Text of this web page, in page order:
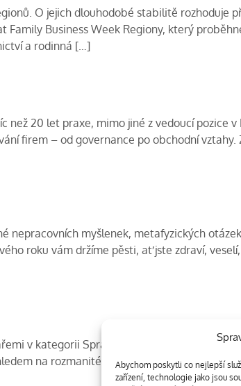
Abychom poskytli co nejlepší
zařízení, technologie jako jsou
O jejich dlouhodobé stabilitě rozhoduje
Business Week Regiony, který proběhne
a rodinná […]
20 let praxe, mimo jiné z vedoucí pozice v
firem – od governance po obchodní vztahy.
nepracovních myšlenek, metafyzických
roku vám držíme pěsti, ať jste zdraví,
v kategorii Správa majetku v soutěži
na rozmanité potřeby klientů. Díky Vám